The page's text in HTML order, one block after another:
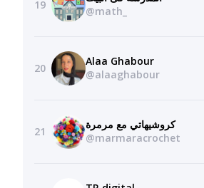
19
@math_
20
Alaa Ghabour
@alaaghabour
21
كروشيهاتي مع مرمرة
@marmaracrochet